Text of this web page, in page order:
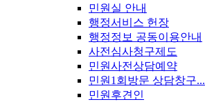
민원실 안내
행정서비스 헌장
행정정보 공동이용안내
사전심사청구제도
민원사전상담예약
민원1회방문 상담창구...
민원후견인